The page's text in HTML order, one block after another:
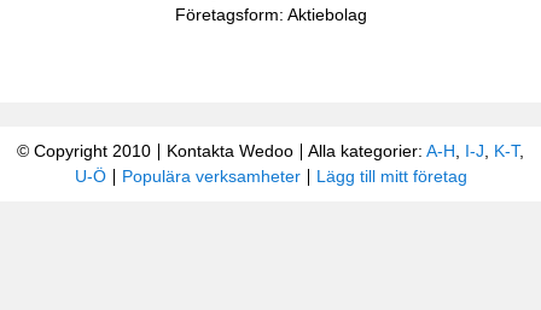
Företagsform: Aktiebolag
© Copyright 2010 Kontakta Wedoo Alla kategorier: A-H I-J K-T,
U-Ö
Populära verksamheter Lägg till mitt företag